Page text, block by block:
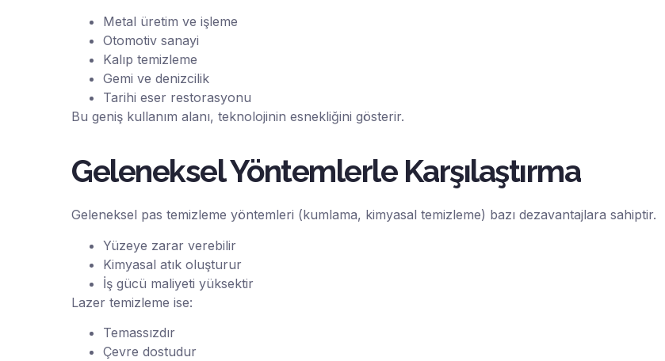
Metal üretim ve işleme
Otomotiv sanayi
Kalıp temizleme
Gemi ve denizcilik
Tarihi eser restorasyonu
Bu geniş kullanım alanı, teknolojinin esnekliğini gösterir.
Geleneksel Yöntemlerle Karşılaştırma
Geleneksel pas temizleme yöntemleri (kumlama, kimyasal temizleme) bazı dezavantajlara sahiptir.
Yüzeye zarar verebilir
Kimyasal atık oluşturur
İş gücü maliyeti yüksektir
Lazer temizleme ise:
Temassızdır
Çevre dostudur